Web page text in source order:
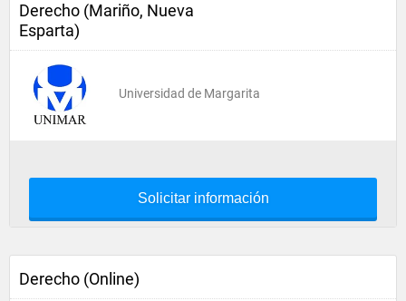
Derecho (Mariño, Nueva
Esparta)
Universidad de Margarita
Solicitar información
Derecho (Online)